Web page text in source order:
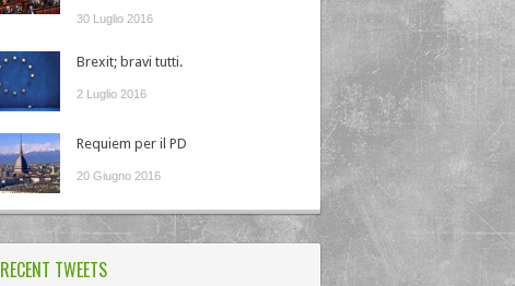
30 Luglio 2016
Brexit; bravi tutti.
2 Luglio 2016
Requiem per il PD
20 Giugno 2016
RECENT TWEETS